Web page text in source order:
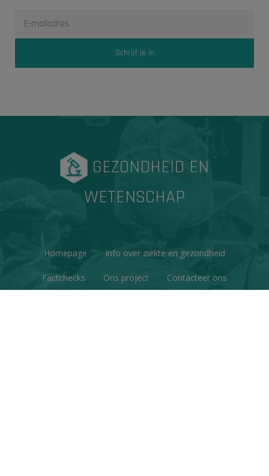
GEZONDHEID EN
WETENSCHAP
Homepage Info over ziekte en gezondheid
Factchecks Ons project Contacteer ons